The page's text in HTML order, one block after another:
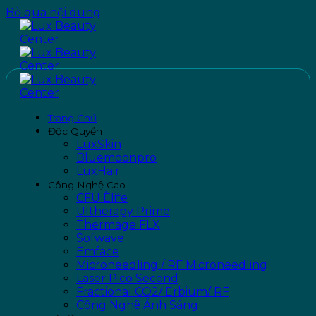
Bỏ qua nội dung
Trang Chủ
Độc Quyền
LuxSkin
Bluemoonpro
LuxHair
Công Nghệ Cao
CFU Èlife
Ultherapy Prime
Thermage FLX
Sofwave
Emface
Microneedling / RF Microneedling
Laser Pico Second
Fractional CO2/ Erbium/ RF
Công Nghệ Ánh Sáng